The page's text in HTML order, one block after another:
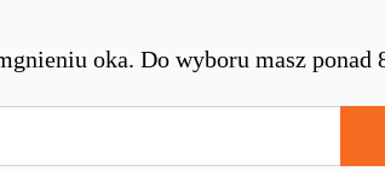
oka. Do wyboru masz ponad